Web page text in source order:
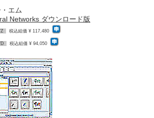
エム
Networks ダウンロード版
税込組価 ¥ 117,480
税込組価 ¥ 94,050